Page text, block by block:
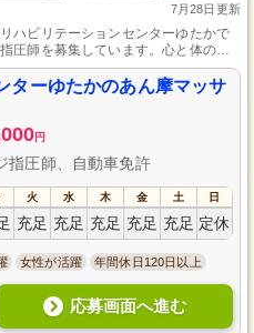
7月28日更新
ハビリテーションセンターゆたかで
圧師を募集しています。心と体のリ
日常に「ちょっとした幸せ」を届け
い環境で、未経験からでもスタート
の声に囲まれて働けるチャンスで
プロフェッショナルを目指しましょ
ターゆたかのあん摩マッサ
円
指圧師、自動車免許
火 水 木 金 土 日
充足 充足 充足 充足 充足 定休
女性が活躍 年間休日120日以上
応募画面へ進む